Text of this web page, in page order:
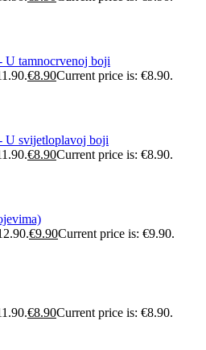
U tamnocrvenoj boji
€8.90Current price is: €8.90.
U svijetloplavoj boji
€8.90Current price is: €8.90.
€9.90Current price is: €9.90.
€8.90Current price is: €8.90.